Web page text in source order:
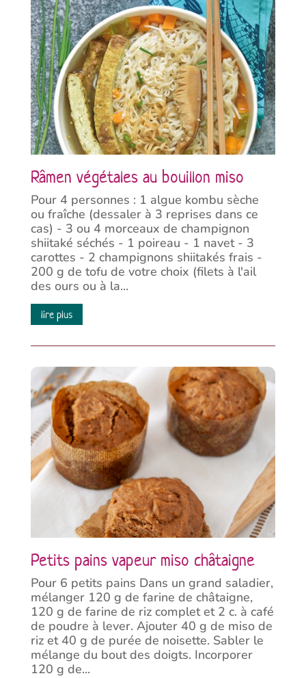
Râmen végétales au bouillon miso
Pour 4 personnes : 1 algue kombu sèche
ou fraîche (dessaler à 3 reprises dans ce
cas) - 3 ou 4 morceaux de champignon
shiitaké séchés - 1 poireau - 1 navet - 3
carottes - 2 champignons shiitakés frais -
200 g de tofu de votre choix (filets à l'ail
des ours ou à la...
lire plus
Petits pains vapeur miso châtaigne
Pour 6 petits pains Dans un grand saladier,
mélanger 120 g de farine de châtaigne,
120 g de farine de riz complet et 2 c. à café
de poudre à lever. Ajouter 40 g de miso de
riz et 40 g de purée de noisette. Sabler le
mélange du bout des doigts. Incorporer
120 g de...